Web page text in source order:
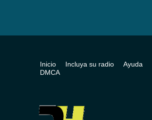
Inicio Incluya su radio Ayuda
DMCA